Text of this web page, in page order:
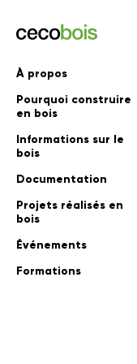
À propos
Pourquoi construire
en bois
Informations sur le
bois
Documentation
Projets réalisés en
bois
Événements
Formations
en bois